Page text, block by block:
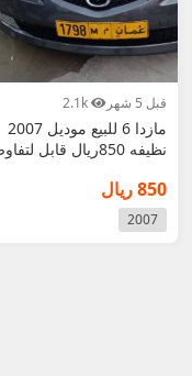
قبل 5 شهر
مازدا 6 للبيع موديل 2007
نظيفه 850ريال قابل لتفاوض
850 ريال
2007